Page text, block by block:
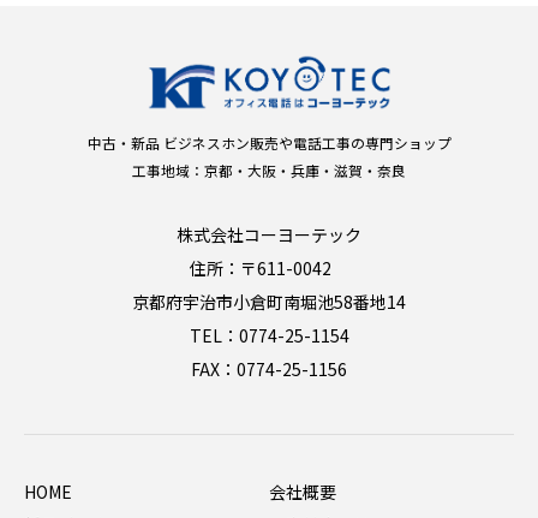
中古・新品 ビジネスホン販売や電話工事の専門ショップ
工事地域：京都・大阪・兵庫・滋賀・奈良
株式会社コーヨーテック
住所：〒611-0042
京都府宇治市小倉町南堀池58番地14
TEL：0774-25-1154
FAX：0774-25-1156
HOME
会社概要